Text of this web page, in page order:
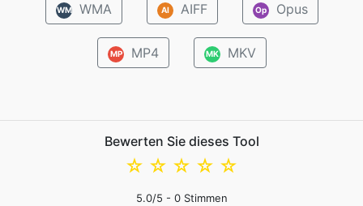
WM WMA AI AIFF Op Opus
MP MP4 MK MKV
Bewerten Sie dieses Tool
☆
☆
☆
☆
☆
5.0/5 - 0Stimmen